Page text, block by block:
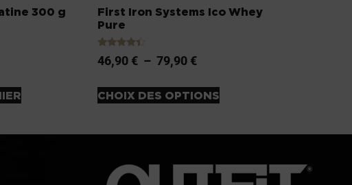
300 g
First Iron Systems Ico Whey
Pure
Note
4.20
46,90 € – 79,90 €
CHOIX DES OPTIONS